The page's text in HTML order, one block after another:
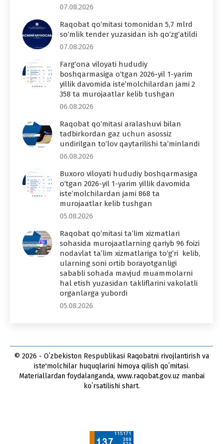
07.08.2026
Raqobat qo‘mitasi tomonidan 5,7 mlrd
so‘mlik tender yuzasidan ish qo‘zg‘atildi
07.08.2026
Farg‘ona viloyati hududiy
boshqarmasiga o‘tgan 2026-yil 1-yarim
yillik davomida iste’molchilardan jami 2
358 ta murojaatlar kelib tushgan
06.08.2026
Raqobat qo‘mitasi aralashuvi bilan
tadbirkordan gaz uchun asossiz
undirilgan to‘lov qaytarilishi ta’minlandi
06.08.2026
Buxoro viloyati hududiy boshqarmasiga
o‘tgan 2026-yil 1-yarim yillik davomida
iste’molchilardan jami 868 ta
murojaatlar kelib tushgan
05.08.2026
Raqobat qo‘mitasi ta’lim xizmatlari
sohasida murojaatlarning qariyb 96 foizi
nodavlat ta’lim xizmatlariga to‘g‘ri kelib,
ularning soni ortib borayotganligi
sababli sohada mavjud muammolarni
hal etish yuzasidan takliflarini vakolatli
organlarga yubordi
05.08.2026
© 2026 - Oʻzbekiston Respublikasi Raqobatni rivojlantirish va
iste'molchilar huquqlarini himoya qilish qoʻmitasi.
Materiallardan foydalanganda, www.raqobat.gov.uz manbai
koʻrsatilishi shart.